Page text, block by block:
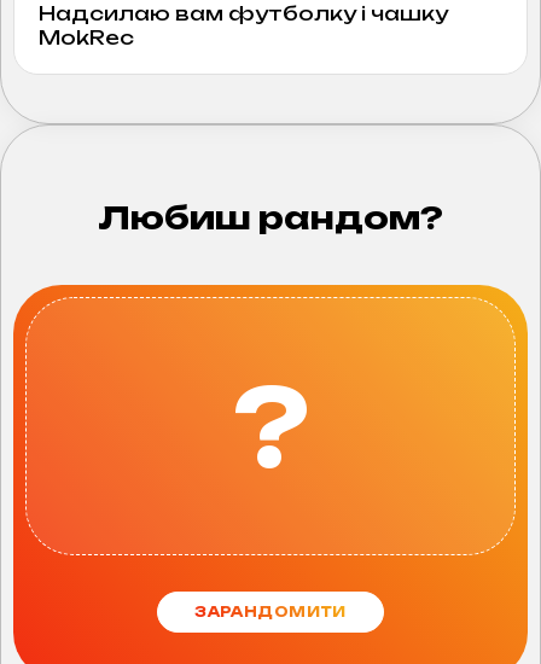
Надсилаю вам футболку і чашку
MokRec
Любиш рандом?
?
ЗАРАНДОМИТИ